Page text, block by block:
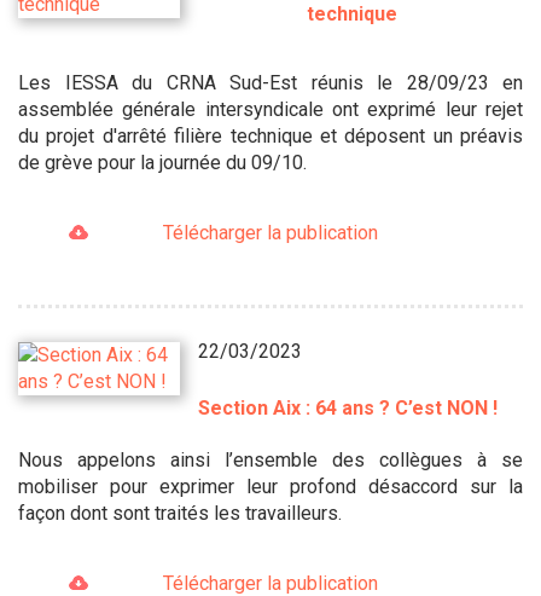
technique
Les IESSA du CRNA Sud-Est réunis le 28/09/23 en
assemblée générale intersyndicale ont exprimé leur rejet
du projet d'arrêté filière technique et déposent un préavis
de grève pour la journée du 09/10.
Télécharger la publication
22/03/2023
Section Aix : 64 ans ? C’est NON !
Nous appelons ainsi l’ensemble des collègues à se
mobiliser pour exprimer leur profond désaccord sur la
façon dont sont traités les travailleurs.
Télécharger la publication